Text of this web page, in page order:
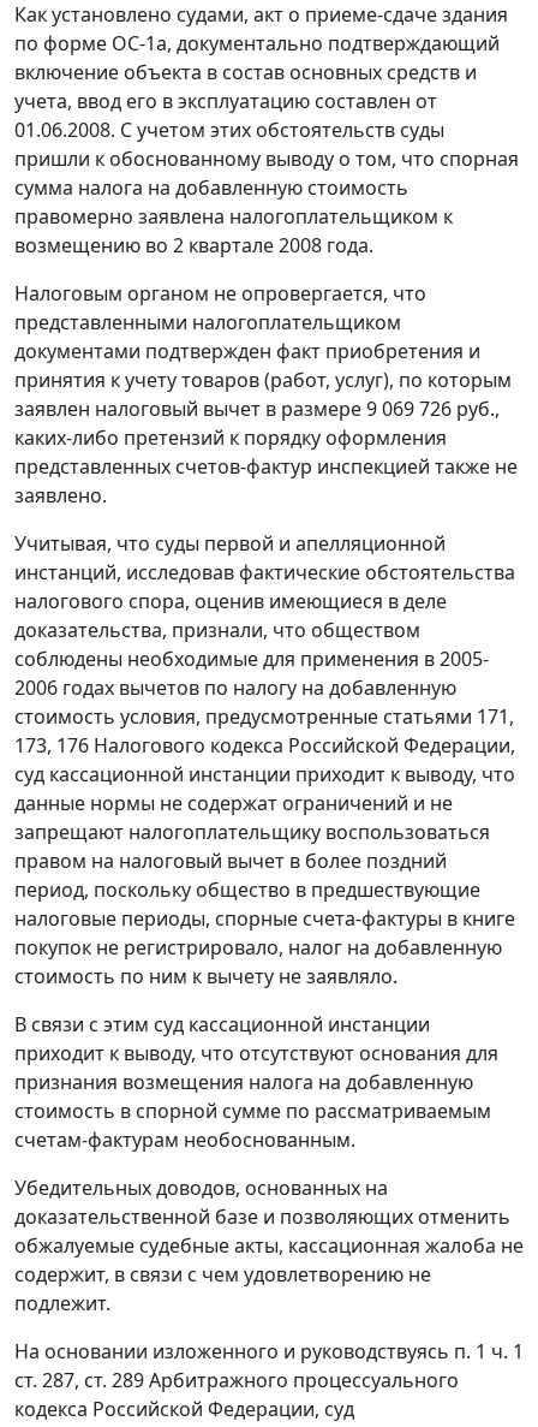
Как установлено судами, акт о приеме-сдаче здания
по форме ОС-1а, документально подтверждающий
включение объекта в состав основных средств и
учета, ввод его в эксплуатацию составлен от
01.06.2008. С учетом этих обстоятельств суды
пришли к обоснованному выводу о том, что спорная
сумма налога на добавленную стоимость
правомерно заявлена налогоплательщиком к
возмещению во 2 квартале 2008 года.
Налоговым органом не опровергается, что
представленными налогоплательщиком
документами подтвержден факт приобретения и
принятия к учету товаров (работ, услуг), по которым
заявлен налоговый вычет в размере 9 069 726 руб.,
каких-либо претензий к порядку оформления
представленных счетов-фактур инспекцией также не
заявлено.
Учитывая, что суды первой и апелляционной
инстанций, исследовав фактические обстоятельства
налогового спора, оценив имеющиеся в деле
доказательства, признали, что обществом
соблюдены необходимые для применения в 2005-
2006 годах вычетов по налогу на добавленную
стоимость условия, предусмотренные статьями 171,
173, 176 Налогового кодекса Российской Федерации,
суд кассационной инстанции приходит к выводу, что
данные нормы не содержат ограничений и не
запрещают налогоплательщику воспользоваться
правом на налоговый вычет в более поздний
период, поскольку общество в предшествующие
налоговые периоды, спорные счета-фактуры в книге
покупок не регистрировало, налог на добавленную
стоимость по ним к вычету не заявляло.
В связи с этим суд кассационной инстанции
приходит к выводу, что отсутствуют основания для
признания возмещения налога на добавленную
стоимость в спорной сумме по рассматриваемым
счетам-фактурам необоснованным.
Убедительных доводов, основанных на
доказательственной базе и позволяющих отменить
обжалуемые судебные акты, кассационная жалоба не
содержит, в связи с чем удовлетворению не
подлежит.
На основании изложенного и руководствуясь п. 1 ч. 1
ст. 287, ст. 289Арбитражного процессуального
кодекса Российской Федерации, суд